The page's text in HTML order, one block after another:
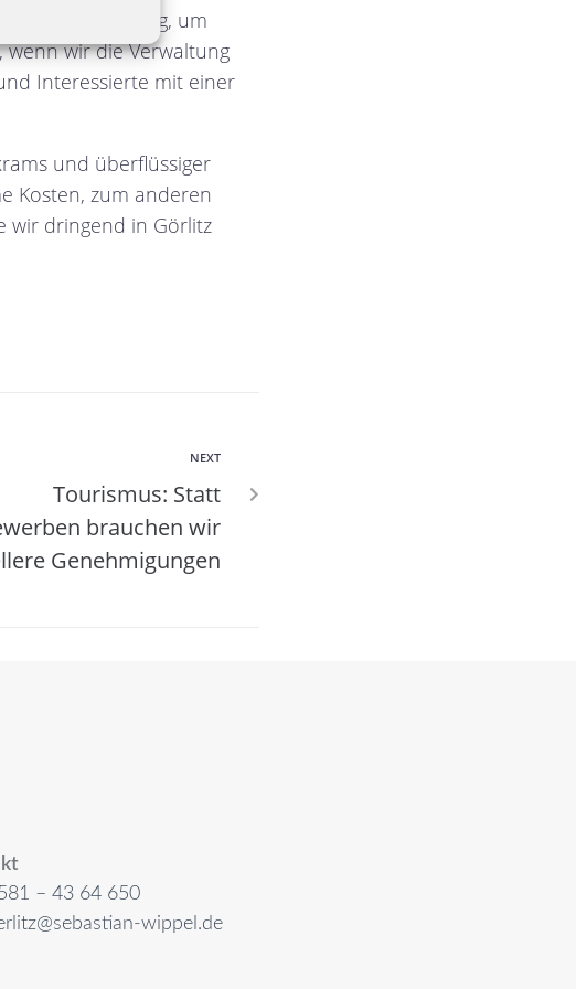
ein langer Weg, um
wir die Verwaltung
Interessierte mit einer
und überflüssiger
Kosten, zum anderen
wir dringend in Görlitz
NEXT
Tourismus: Statt
brauchen wir
Genehmigungen
– 43 64 650
wippel.de